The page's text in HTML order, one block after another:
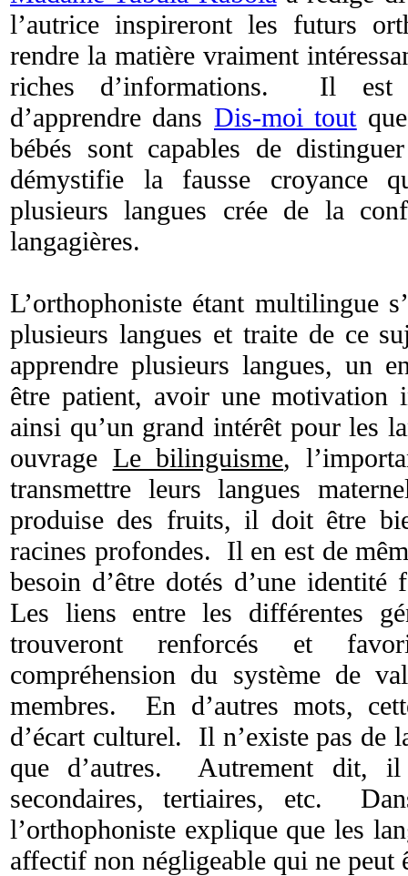
l’autrice inspireront les futurs
rendre la matière vraiment
riches d’informations. Il est
d’apprendre dans Dis-moi toutque
bébés sont capables de
démystifie la fausse croyance
plusieurs langues crée de la
langagières.
L’orthophoniste étant multilingue
plusieurs langues et traite de ce
apprendre plusieurs langues, un
être patient, avoir une motivation
ainsi qu’un grand intérêt pour les
ouvrage Le bilinguisme,
transmettre leurs langues
produise des fruits, il doit être
racines profondes. Il en est de
besoin d’être dotés d’une
Les liens entre les différentes
trouveront renforcés et
compréhension du système de
membres. En d’autres mots,
d’écart culturel. Il n’existe pas de
que d’autres. Autrement dit,
secondaires, tertiaires, etc.
l’orthophoniste explique que les
affectif non négligeable qui ne peut